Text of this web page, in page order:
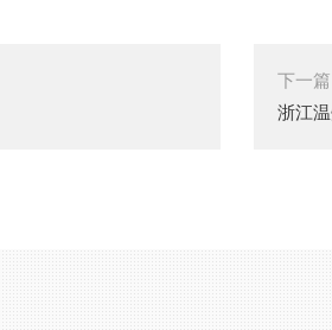
下一篇
浙江